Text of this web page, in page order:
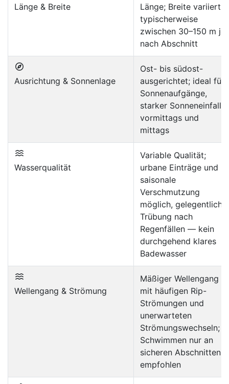
Länge & Breite
Länge; Breite variiert
typischerweise
zwischen 30–150 m je
nach Abschnitt
Ausrichtung & Sonnenlage
Ost- bis südost-
ausgerichtet; ideal für
Sonnenaufgänge,
starker Sonneneinfall
vormittags und
mittags
Wasserqualität
Variable Qualität;
urbane Einträge und
saisonale
Verschmutzung
möglich, gelegentlich
Trübung nach
Regenfällen — kein
durchgehend klares
Badewasser
Wellengang & Strömung
Mäßiger Wellengang
mit häufigen Rip-
Strömungen und
unerwarteten
Strömungswechseln;
Schwimmen nur an
sicheren Abschnitten
empfohlen